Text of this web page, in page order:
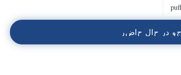
جو در حال حاضر